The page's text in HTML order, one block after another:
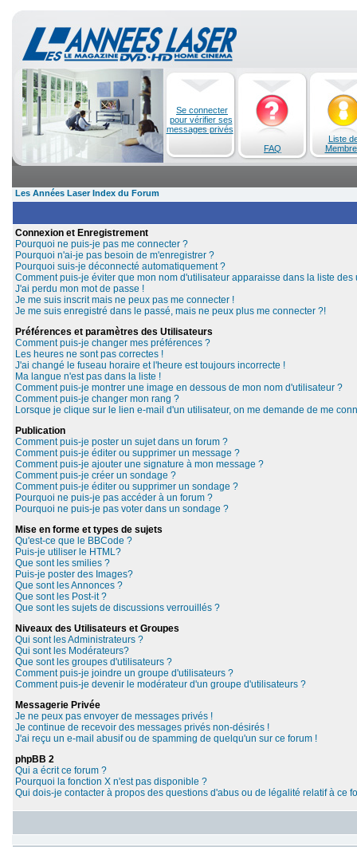
Se connecter
pour vérifier ses
messages privés
FAQ
Liste
Les Années Laser Index du Forum
Connexion et Enregistrement
Pourquoi ne puis-je pas me connecter ?
Pourquoi n'ai-je pas besoin de m'enregistrer ?
Pourquoi suis-je déconnecté automatiquement ?
Comment puis-je éviter que mon nom d'utilisateur apparaisse dans la liste
J'ai perdu mon mot de passe !
Je me suis inscrit mais ne peux pas me connecter !
Je me suis enregistré dans le passé, mais ne peux plus me connecter ?!
Préférences et paramètres des Utilisateurs
Comment puis-je changer mes préférences ?
Les heures ne sont pas correctes !
J'ai changé le fuseau horaire et l'heure est toujours incorrecte !
Ma langue n'est pas dans la liste !
Comment puis-je montrer une image en dessous de mon nom d'utilisateur ?
Comment puis-je changer mon rang ?
Lorsque je clique sur le lien e-mail d'un utilisateur, on me demande de me
Publication
Comment puis-je poster un sujet dans un forum ?
Comment puis-je éditer ou supprimer un message ?
Comment puis-je ajouter une signature à mon message ?
Comment puis-je créer un sondage ?
Comment puis-je éditer ou supprimer un sondage ?
Pourquoi ne puis-je pas accéder à un forum ?
Pourquoi ne puis-je pas voter dans un sondage ?
Mise en forme et types de sujets
Qu'est-ce que le BBCode ?
Puis-je utiliser le HTML?
Que sont les smilies ?
Puis-je poster des Images?
Que sont les Annonces ?
Que sont les Post-it ?
Que sont les sujets de discussions verrouillés ?
Niveaux des Utilisateurs et Groupes
Qui sont les Administrateurs ?
Qui sont les Modérateurs?
Que sont les groupes d'utilisateurs ?
Comment puis-je joindre un groupe d'utilisateurs ?
Comment puis-je devenir le modérateur d'un groupe d'utilisateurs ?
Messagerie Privée
Je ne peux pas envoyer de messages privés !
Je continue de recevoir des messages privés non-désirés !
J'ai reçu un e-mail abusif ou de spamming de quelqu'un sur ce forum !
phpBB 2
Qui a écrit ce forum ?
Pourquoi la fonction X n'est pas disponible ?
Qui dois-je contacter à propos des questions d'abus ou de légalité relatif à ce